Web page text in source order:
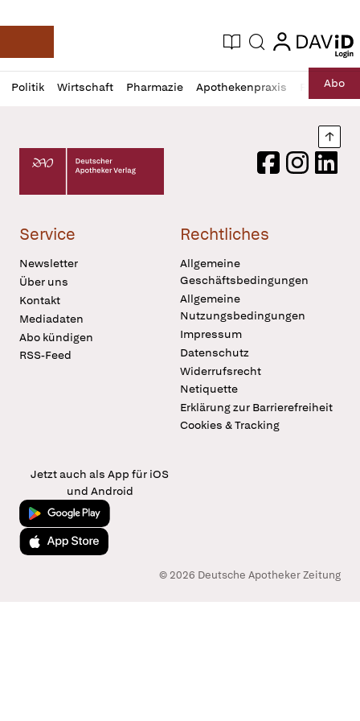
Deutsche Apotheker Zeitung
Aktuelle Ausgabe
Suche login
login
Politik Wirtschaft Pharmazie Apothekenpraxis RechtAbo
Profil
öffnen
Daz
Pur
Deutscher Apotheker Verlag Logo
FacebookInstagram
Service
Newsletter
Über uns
Kontakt
Mediadaten
Abo kündigen
RSS-Feed
Rechtliches
Allgemeine
Geschäftsbedingungen
Allgemeine
Nutzungsbedingungen
Impressum
Datenschutz
Widerrufsrecht
Netiquette
Erklärung zur Barrierefreiheit
Cookies & Tracking
Jetzt auch als App für iOS
und Android
Jetzt bei Google Play
Laden im App Store
© 2026 Deutsche Apotheker Zeitung